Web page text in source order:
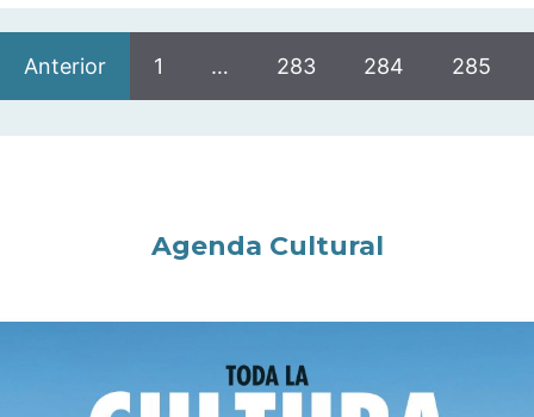
Anterior 1 … 283 284 285
Agenda Cultural